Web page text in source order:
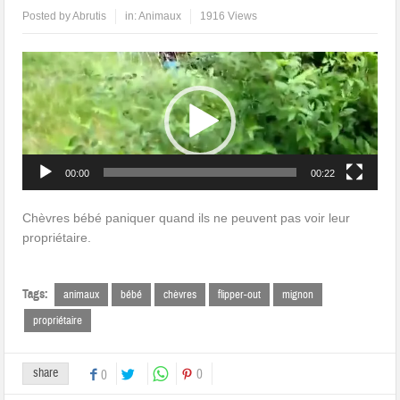
Posted byAbrutis in:Animaux 1916 Views
Lecteur
vidéo
00:00 00:22
Chèvres bébé paniquer quand ils ne peuvent pas voir leur
propriétaire.
Tags: animaux bébé chèvres flipper-out
mignon
propriétaire
share 0 0